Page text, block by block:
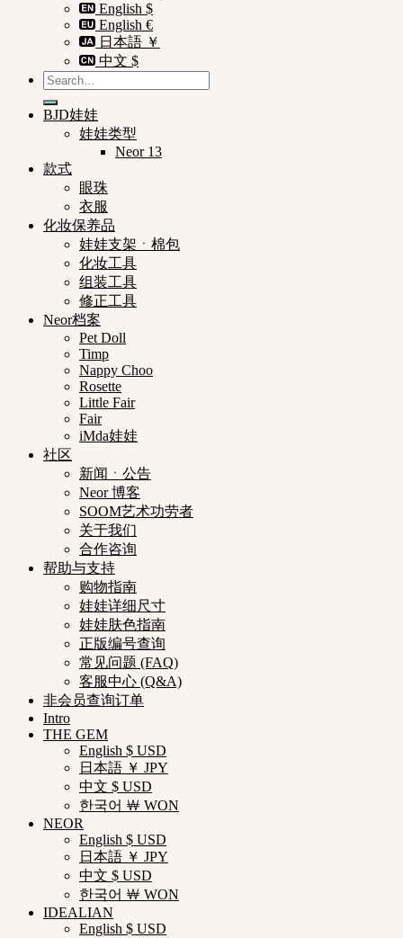
English $
English €
日本語 ￥
中文 $
Search
for:
BJD娃娃
娃娃类型
Neor 13
款式
眼珠
衣服
化妆保养品
娃娃支架ㆍ棉包
化妆工具
组装工具
修正工具
Neor档案
Pet Doll
Timp
Nappy Choo
Rosette
Little Fair
Fair
iMda娃娃
社区
新闻ㆍ公告
Neor 博客
SOOM艺术功劳者
关于我们
合作咨询
帮助与支持
购物指南
娃娃详细尺寸
娃娃肤色指南
正版编号查询
常见问题 (FAQ)
客服中心 (Q&A)
非会员查询订单
Intro
THE GEM
English $ USD
日本語 ￥ JPY
中文 $ USD
한국어 ￦ WON
NEOR
English $ USD
日本語 ￥ JPY
中文 $ USD
한국어 ￦ WON
IDEALIAN
English $ USD